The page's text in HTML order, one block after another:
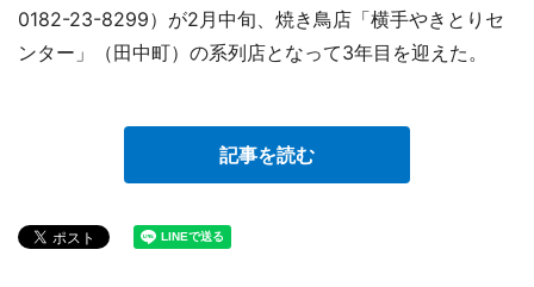
0182-23-8299）が2月中旬、焼き鳥店「横手やきとりセ
ンター」（田中町）の系列店となって3年目を迎えた。
記事を読む